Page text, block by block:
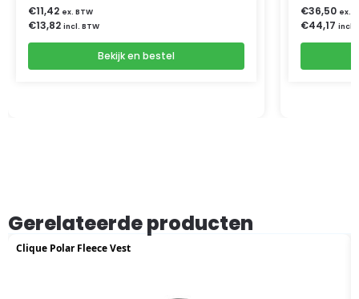
€11,42 ex. BTW
€13,82 incl. BTW
Bekijk en bestel
€36,50 ex.
€44,17 incl.
Gerelateerde producten
Clique Polar Fleece Vest